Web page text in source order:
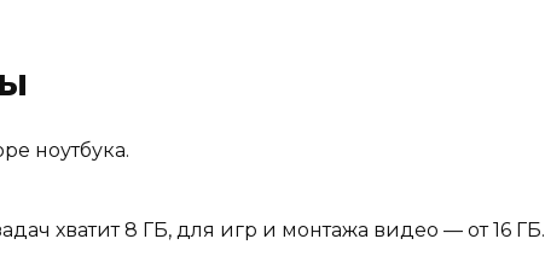
ноутбука.
хватит 8 ГБ, для игр и монтажа видео — от 16 ГБ.